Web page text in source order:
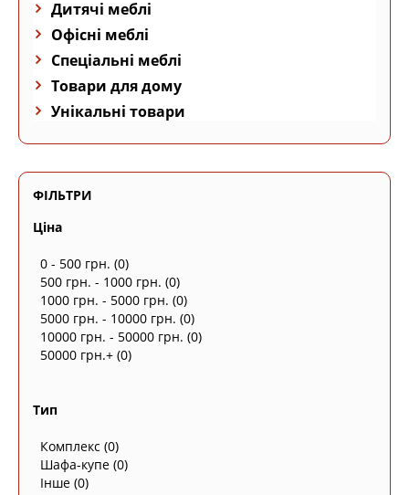
Дитячі меблі
Офісні меблі
Спеціальні меблі
Товари для дому
Унікальні товари
ФІЛЬТРИ
Ціна
0 - 500 грн. (0)
500 грн. - 1000 грн. (0)
1000 грн. - 5000 грн. (0)
5000 грн. - 10000 грн. (0)
10000 грн. - 50000 грн. (0)
50000 грн.+ (0)
Тип
Комплекс (0)
Шафа-купе (0)
Інше (0)